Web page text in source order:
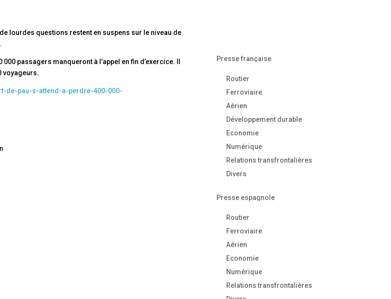
lourdes questions restent en suspens sur le niveau de
passagers manqueront à l’appel en fin d’exercice. Il
voyageurs.
de-pau-s-attend-a-perdre-400-000-
Presse française
Routier
Ferroviaire
Aérien
Développement durable
Economie
Numérique
Relations transfrontalières
Divers
Presse espagnole
Routier
Ferroviaire
Aérien
Economie
Numérique
Relations transfrontalières